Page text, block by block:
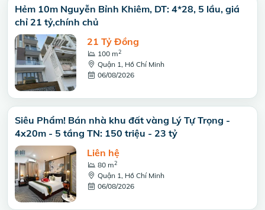
Hẻm 10m Nguyễn Bỉnh Khiêm, DT: 4*28, 5 lầu, giá
chỉ 21 tỷ,chính chủ
21 Tỷ Đồng
100 m2
Quận 1, Hồ Chí Minh
06/08/2026
Siêu Phẩm! Bán nhà khu đất vàng Lý Tự Trọng -
4x20m - 5 tầng TN: 150 triệu - 23 tỷ
Liên hệ
80 m2
Quận 1, Hồ Chí Minh
06/08/2026